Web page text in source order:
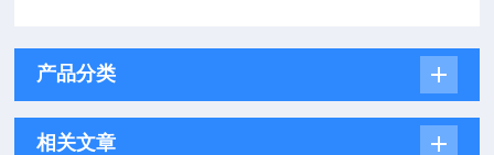
产品分类
相关文章